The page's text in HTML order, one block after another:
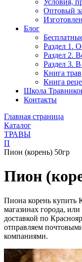
Условия,
Оптовый
Блог
Раздел 1.
Раздел 2.
Раздел 3.
Книга трав
Книга
Школа
Контакты
Главная страница
Каталог
ТРАВЫ
П
Пион (корень) 50гр
Пион
Пиона корень купить
магазинах города,
доставкой по
отправляем
компаниями.